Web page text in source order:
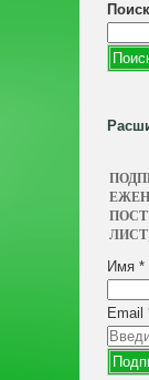
Имя *
Email